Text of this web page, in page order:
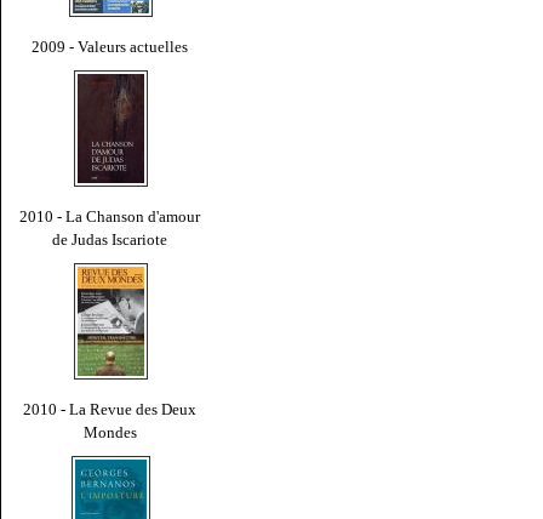
2009 - Valeurs actuelles
2010 - La Chanson d'amour
de Judas Iscariote
2010 - La Revue des Deux
Mondes